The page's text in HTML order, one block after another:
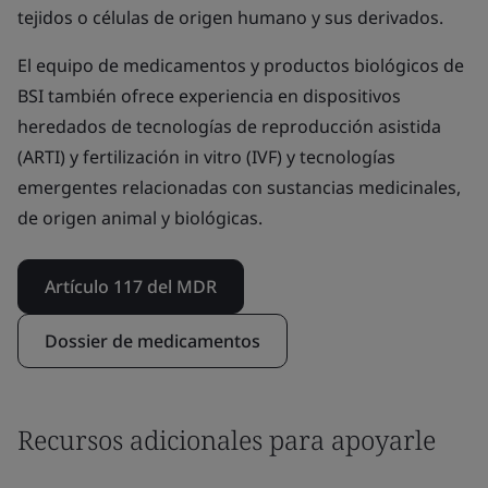
tejidos o células de origen humano y sus derivados.
El equipo de medicamentos y productos biológicos de
BSI también ofrece experiencia en dispositivos
heredados de tecnologías de reproducción asistida
(ARTI) y fertilización in vitro (IVF) y tecnologías
emergentes relacionadas con sustancias medicinales,
de origen animal y biológicas.
Artículo 117 del MDR
Dossier de medicamentos
Recursos adicionales para apoyarle